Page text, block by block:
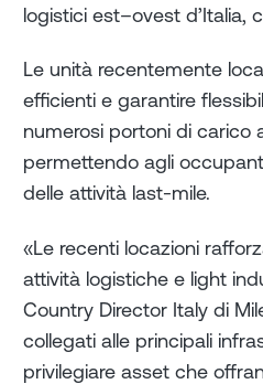
logistici est–ovest d’Italia,
Le unità recentemente
efficienti e garantire
numerosi portoni di carico
permettendo agli
delle attività last-mile.
«Le recenti locazioni
attività logistiche e light
Country Director Italy di
collegati alle principali
privilegiare asset che